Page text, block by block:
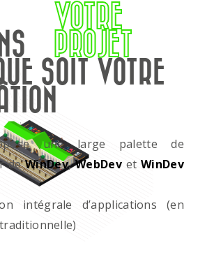
VOTRE
PROJET
SOIT VOTRE
une large palette de
deWinDev,WebDevet WinDev
d’applications (en